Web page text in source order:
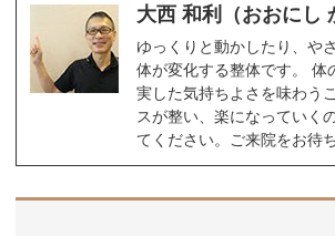
大西 和利（おおにし
ゆっくりと動かしたり、や
体が変化する整体です。 体
実した気持ちよさを味わう
スが整い、楽になっていく
てください。ご来院をお待